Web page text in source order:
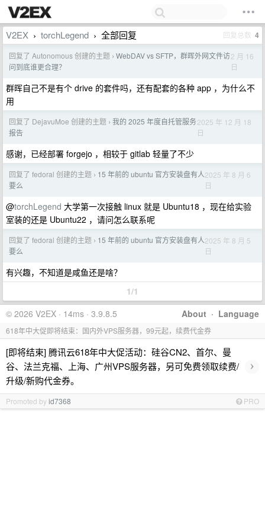
V2EX › torchLegend › 全部回复 回复总数 4
回复了 Autonomous 创建的主题 › WebDAV vs SFTP，群晖外网文件访
问到底谁更合理？
2 月 16
日
群晖自己不是有个 drive 的套件吗，还有配套的各种 app ，为什么不
用
回复了 DejavuMoe 创建的主题 › 我的 2025 年度自托管服务
报告
2025 年 12 月 18
日
感谢，已经部署 forgejo ，相较于 gitlab 轻量了不少
回复了 fedoral 创建的主题 › 15 年前的 ubuntu 官方安装盘有人
要么
2025 年 8 月 6
日
@torchLegend 大学第一次接触 linux 就是 Ubuntu18 ，现在给实验
室装的还是 Ubuntu22 ，请问怎么联系呢
回复了 fedoral 创建的主题 › 15 年前的 ubuntu 官方安装盘有人
要么
2025 年 8 月 5
日
有兴趣，不知道是咸鱼还是啥？
1/1
About · Language
© 2026 V2EX · 14ms · 3.9.8.5
618年中大促即将结束：国内外VPS服务器，99元起，续费代金券
[即将结束] 腾讯云618年中大促活动：硅谷CN2、首尔、曼
谷、法兰克福、上海、广州VPS服务器，另可免费领取续费/
升级/新购代金券。
›
Promoted byid7368 PRO